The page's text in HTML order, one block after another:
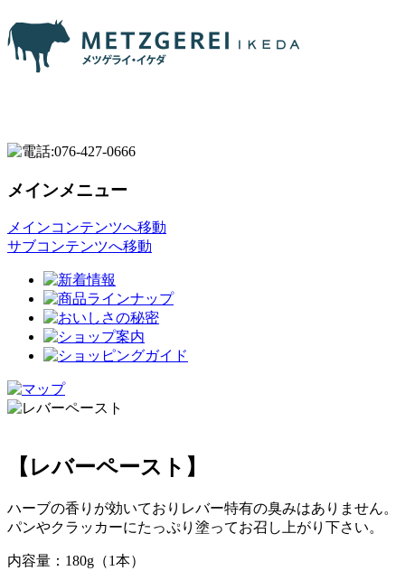
メインメニュー
メインコンテンツへ移動
サブコンテンツへ移動
【レバーペースト】
ハーブの香りが効いておりレバー特有の臭みはありません。
パンやクラッカーにたっぷり塗ってお召し上がり下さい。
内容量：180g（1本）